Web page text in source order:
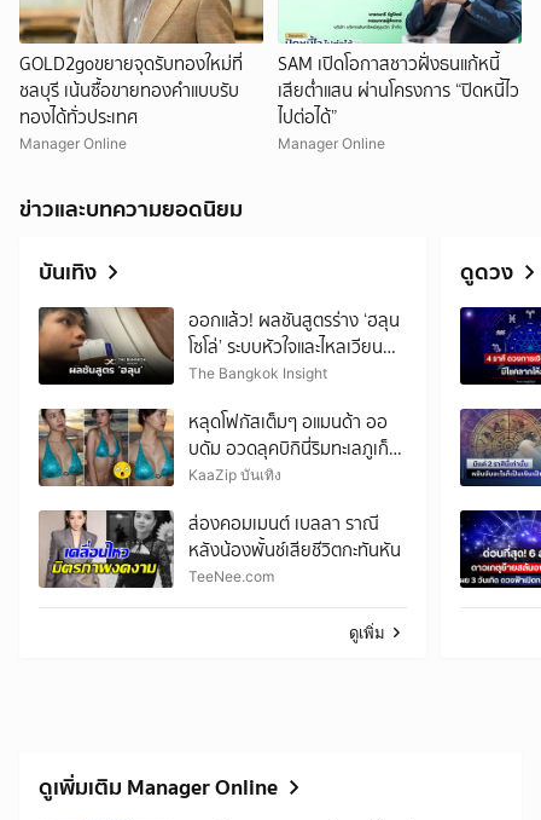
GOLD2goขยายจุดรับทองใหม่ที่
ชลบุรี เน้นซื้อขายทองคำแบบรับ
ทองได้ทั่วประเทศ
Manager Online
SAM เปิดโอกาสชาวฝั่งธนแก้หนี้
เสียต่ำแสน ผ่านโครงการ “ปิดหนี้ไว
ไปต่อได้”
Manager Online
ข่าวและบทความยอดนิยม
บันเทิง
ออกแล้ว! ผลชันสูตรร่าง ‘ฮลุน
โซโล่’ ระบบหัวใจและไหลเวียน
โลหิตล้มเหลว
The Bangkok Insight
หลุดโฟกัสเต็มๆ อแมนด้า ออ
บดัม อวดลุคบิกินี่ริมทะเลภูเก็ต
สวยสะกดทุกสายตา
KaaZip บันเทิง
ส่องคอมเมนต์ เบลลา ราณี
หลังน้องพั้นช์เสียชีวิตกะทันหัน
TeeNee.com
ดูเพิ่ม
ดูดวง
ดูเพิ่มเติม Manager Online